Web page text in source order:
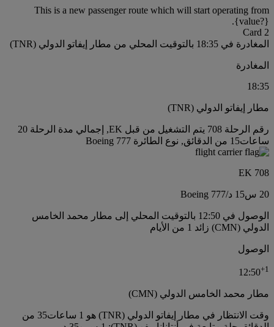
This is a new passenger route which will start operating from
{value?}.
Card 2
المغادرة في 18:35 بالتوقيت المحلي من مطار إيفاتو الدولي (TNR)
المغادرة
18:35
مطار إيفاتو الدولي (TNR)
رقم الرحلة 708 يتم التشغيل من قبل EK, إجمالي مدة الرحلة 20
ساعات15 من الدقائق, نوع الطائرة Boeing 777
EK 708
20 س 15 د /
Boeing 777
الوصول في 12:50 بالتوقيت المحلي إلى مطار محمد الخامس
الدولي (CMN) زائد 1 من الأيام
الوصول
12:50+1
مطار محمد الخامس الدولي (CMN)
وقت الانتظار في مطار إيفاتو الدولي (TNR) هو 1 ساعات35 من